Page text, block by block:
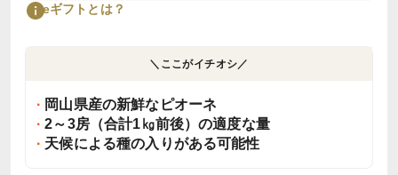
eギフトとは？
＼ここがイチオシ／
岡山県産の新鮮なピオーネ
2～3房（合計1㎏前後）の適度な量
天候による種の入りがある可能性